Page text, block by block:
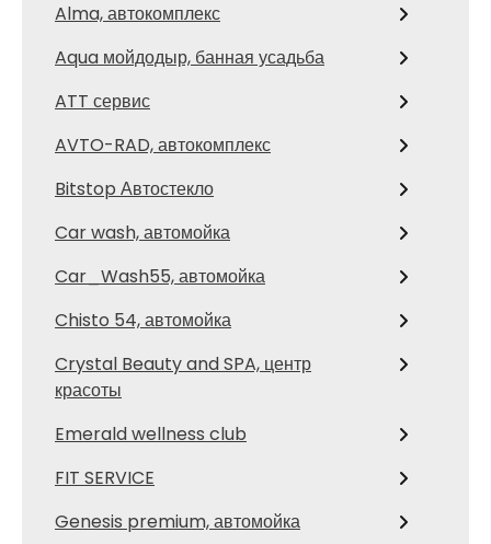
Alma, автокомплекс
Aqua мойдодыр, банная усадьба
ATT сервис
AVTO-RAD, автокомплекс
Bitstop Автостекло
Car wash, автомойка
Car_Wash55, автомойка
Chisto 54, автомойка
Crystal Beauty and SPA, центр
красоты
Emerald wellness club
FIT SERVICE
Genesis premium, автомойка